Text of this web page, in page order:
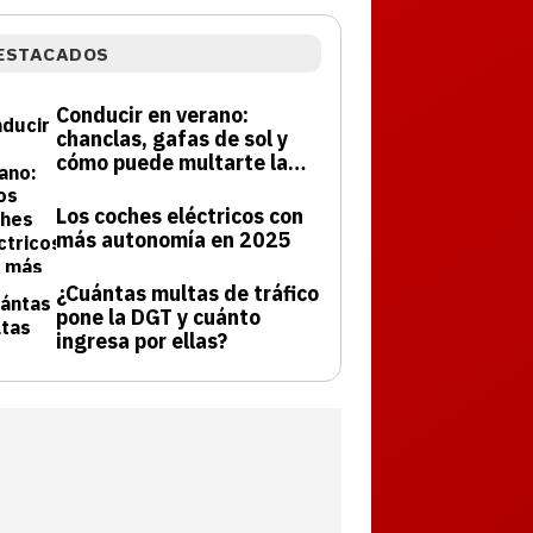
Conducir en verano:
chanclas, gafas de sol y
cómo puede multarte la
Los coches eléctricos con
más autonomía en 2025
¿Cuántas multas de tráfico
pone la DGT y cuánto
ingresa por ellas?